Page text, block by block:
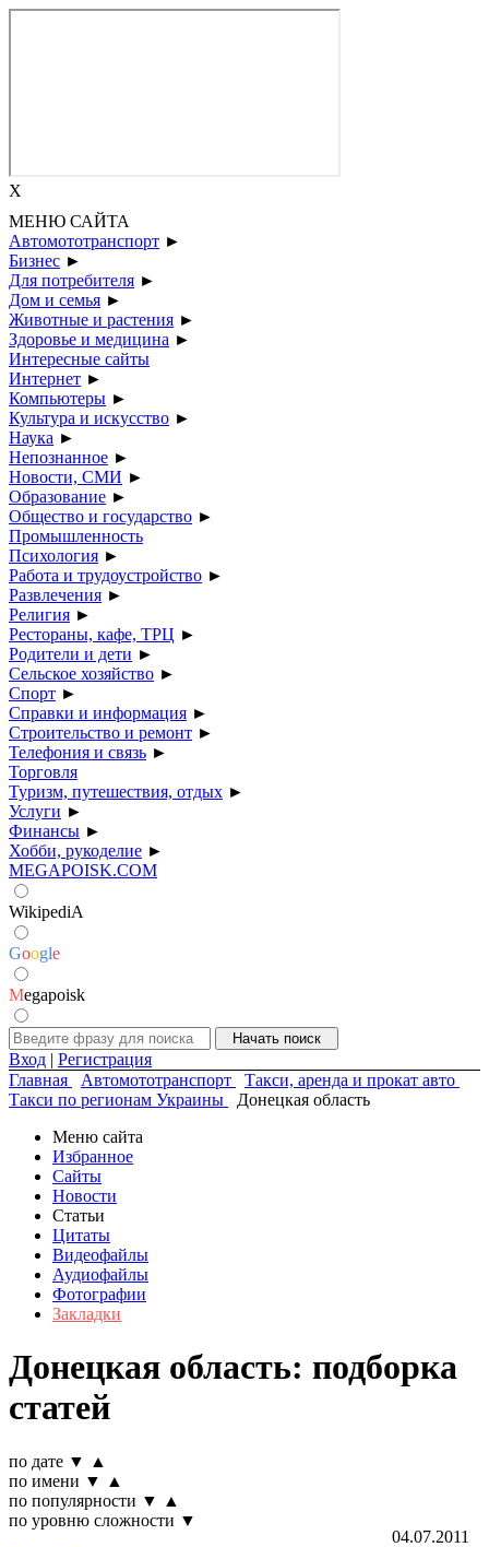
X
МЕНЮ САЙТА
Автомототранспорт ►
Бизнес ►
Для потребителя ►
Дом и семья ►
Животные и растения ►
Здоровье и медицина ►
Интересные сайты
Интернет ►
Компьютеры ►
Культура и искусство ►
Наука ►
Непознанное ►
Новости, СМИ ►
Образование ►
Общество и государство ►
Промышленность
Психология ►
Работа и трудоустройство ►
Развлечения ►
Религия ►
Рестораны, кафе, ТРЦ ►
Родители и дети ►
Сельское хозяйство ►
Спорт ►
Справки и информация ►
Строительство и ремонт ►
Телефония и связь ►
Торговля
Туризм, путешествия, отдых ►
Услуги ►
Финансы ►
Хобби, рукоделие ►
MEGAPOISK.COM
WikipediA
Google
Megapoisk
Вход | Регистрация
Главная
Автомототранспорт
Такси, аренда и прокат авто
Такси по регионам Украины
Донецкая область
Меню сайта
Избранное
Сайты
Новости
Статьи
Цитаты
Видеофайлы
Аудиофайлы
Фотографии
Закладки
Донецкая область: подборка
статей
по дате ▼
▲
по имени ▼
▲
по популярности ▼
▲
по уровню сложности ▼
04.07.2011